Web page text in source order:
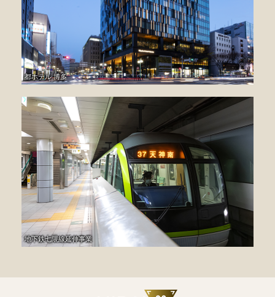
都ホテル 博多
地下鉄七隈線延伸事業